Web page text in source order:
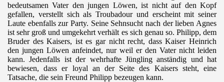
bedeutsamen Vater den jungen Löwen, ist nicht auf den Kopf
gefallen, verstellt sich als Troubadour und erscheint mit seiner
Laute ebenfalls zur Party. Seine Sehnsucht nach der lieben Agnes
ist sehr groß und umgekehrt verhält es sich genau so. Philipp, dem
Bruder des Kaisers, ist es gar nicht recht, dass Kaiser Heinrich
den jungen Löwen anfeindet, nur weil er den Vater nicht leiden
kann. Jedenfalls ist der wehrhafte Jüngling anständig und hat
bewiesen, dass er loyal an der Seite des Kaisers steht, eine
Tatsache, die sein Freund Philipp bezeugen kann.